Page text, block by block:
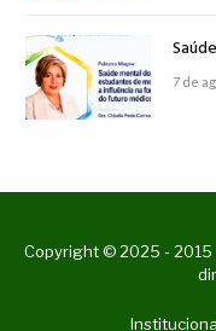
7 de
Copyright © 2025 - 2015